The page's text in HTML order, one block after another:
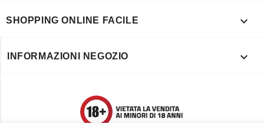
SHOPPING ONLINE FACILE 
INFORMAZIONI NEGOZIO 